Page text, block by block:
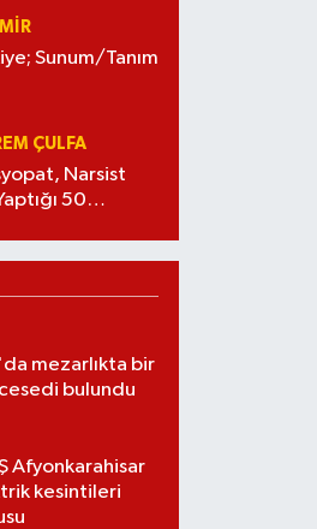
Sunum/Tanım
ÇULFA
Narsist
50
mezarlıkta bir
bulundu
Afyonkarahisar
kesintileri